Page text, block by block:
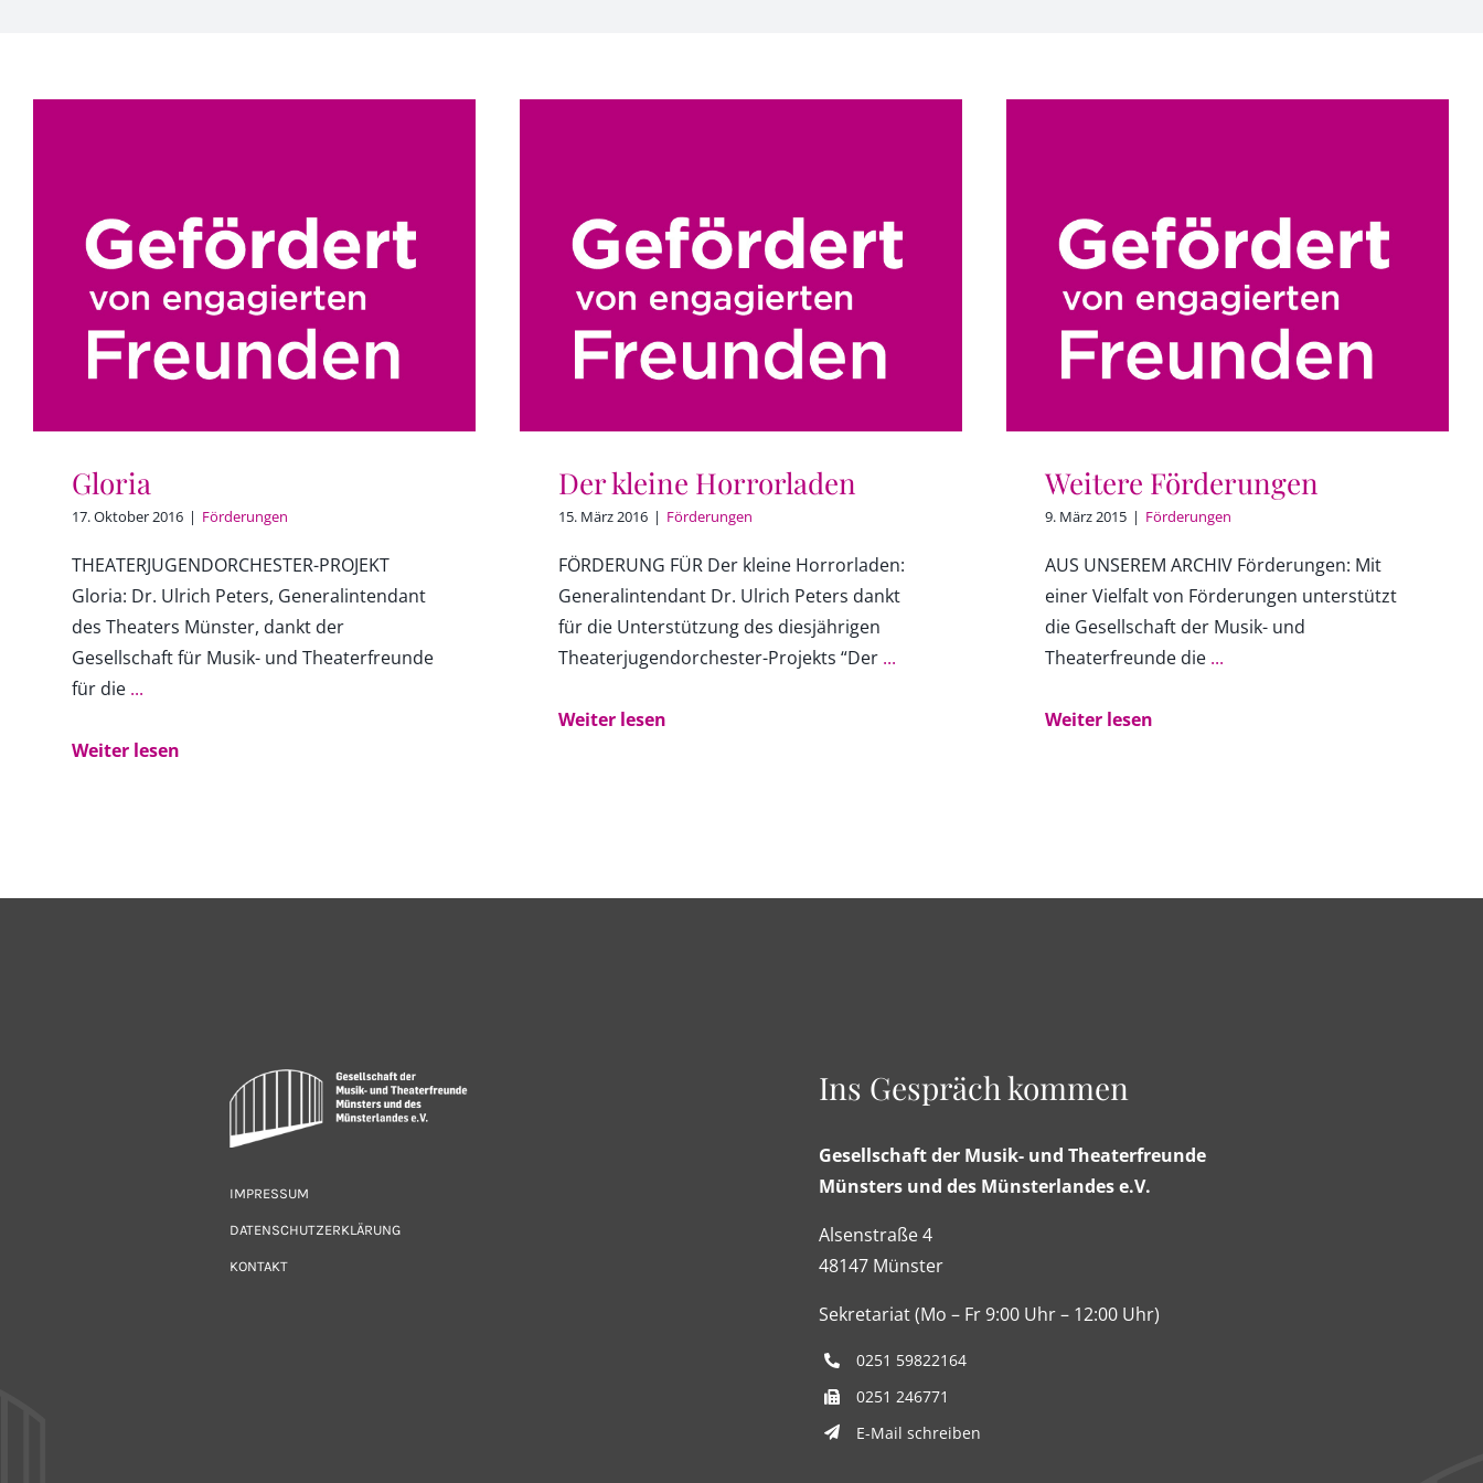
Gloria
17. Oktober 2016 | Förderungen
THEATERJUGENDORCHESTER-PROJEKT
Gloria: Dr. Ulrich Peters, Generalintendant
des Theaters Münster, dankt der
Gesellschaft für Musik- und Theaterfreunde
für die ...
Weiter lesen
Der kleine Horrorladen
15. März 2016 | Förderungen
FÖRDERUNG FÜR Der kleine Horrorladen:
Generalintendant Dr. Ulrich Peters dankt
für die Unterstützung des diesjährigen
Theaterjugendorchester-Projekts “Der ...
Weiter lesen
Weitere Förderungen
9. März 2015 | Förderungen
AUS UNSEREM ARCHIV Förderungen: Mit
einer Vielfalt von Förderungen unterstützt
die Gesellschaft der Musik- und
Theaterfreunde die ...
Weiter lesen
IMPRESSUM
DATENSCHUTZERKLÄRUNG
KONTAKT
Ins Gespräch kommen
Gesellschaft der Musik- und Theaterfreunde
Münsters und des Münsterlandes e.V.
Alsenstraße 4
48147 Münster
Sekretariat (Mo – Fr 9:00 Uhr – 12:00 Uhr)
0251 59822164
0251 246771
E-Mail schreiben